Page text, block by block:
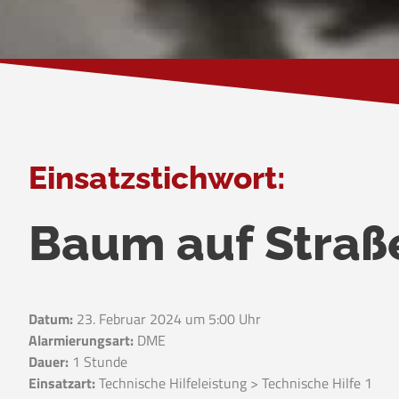
Einsatzstichwort:
Baum auf
Datum: 23. Februar 2024 um 5:00 Uhr
Alarmierungsart: DME
Dauer: 1 Stunde
Einsatzart:Technische Hilfeleistung > Technische Hilfe 1